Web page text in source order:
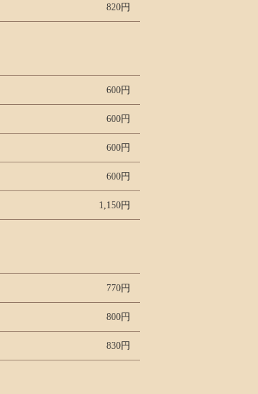
820円
600円
600円
600円
600円
1,150円
770円
800円
830円